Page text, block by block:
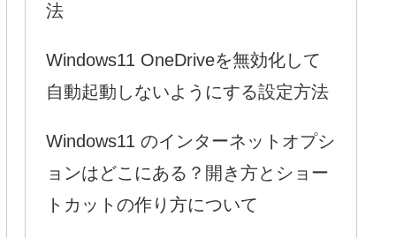
法
Windows11 OneDriveを無効化して
自動起動しないようにする設定方法
Windows11 のインターネットオプシ
ョンはどこにある？開き方とショー
トカットの作り方について